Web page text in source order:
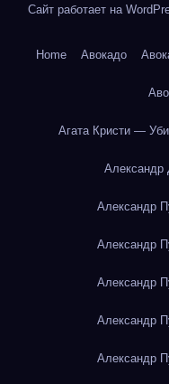
Сайт работает на
Home Авокадо
Агата Кристи —
Александр
Александр
Александр
Александр
Александр